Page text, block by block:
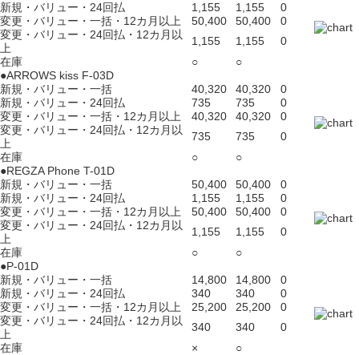
新規・バリュー・24回払
1,155 1,155
0
変更・バリュー・一括・12カ月以上
50,400 50,400
0
変更・バリュー・24回払・12カ月以
上
1,155 1,155
0
在庫
○
○
●ARROWS kiss F-03D
新規・バリュー・一括
40,320 40,320
0
新規・バリュー・24回払
735 735
0
変更・バリュー・一括・12カ月以上
40,320 40,320
0
変更・バリュー・24回払・12カ月以
上
735 735
0
在庫
○
○
●REGZA Phone T-01D
新規・バリュー・一括
50,400 50,400
0
新規・バリュー・24回払
1,155 1,155
0
変更・バリュー・一括・12カ月以上
50,400 50,400
0
変更・バリュー・24回払・12カ月以
上
1,155 1,155
0
在庫
○
○
●P-01D
新規・バリュー・一括
14,800 14,800
0
新規・バリュー・24回払
340 340
0
変更・バリュー・一括・12カ月以上
25,200 25,200
0
変更・バリュー・24回払・12カ月以
上
340 340
0
在庫
× ○